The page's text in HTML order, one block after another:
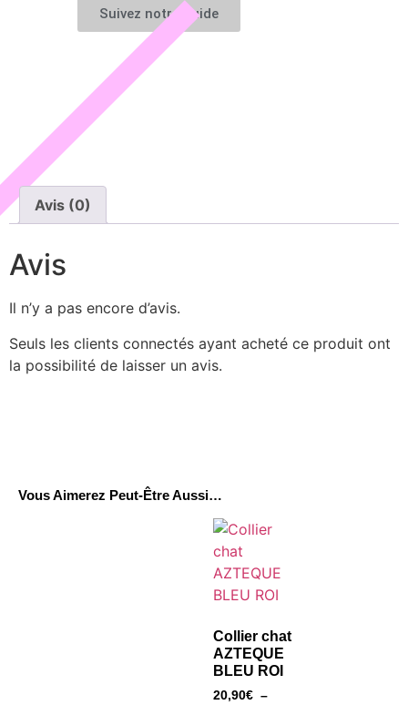
Suivez notre guide
Avis (0)
Avis
Il n’y a pas encore d’avis.
Seuls les clients connectés ayant acheté ce produit ont
la possibilité de laisser un avis.
Vous Aimerez Peut-Être Aussi…
Collier chat
AZTEQUE
BLEU ROI
20,90€ –